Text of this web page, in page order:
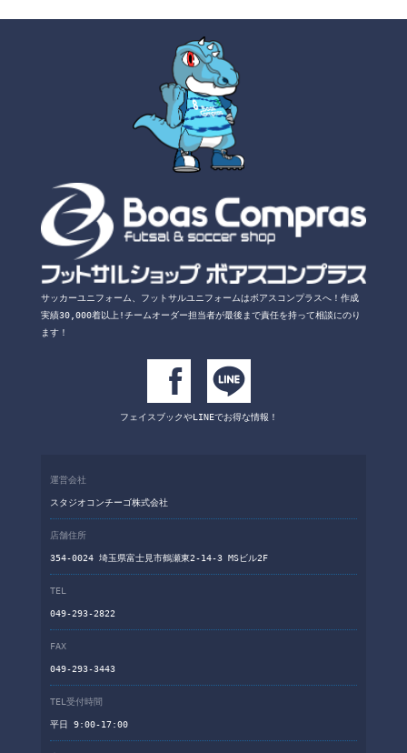
サッカーユニフォーム、フットサルユニフォームはボアスコンプラスへ！ 作成
実績30,000着以上!チームオーダー担当者が最後まで責任を持って相談にのり
ます！
フェイスブックやLINEでお得な情報！
運営会社
スタジオコンチーゴ株式会社
店舗住所
354-0024 埼玉県富士見市鶴瀬東2-14-3 MSビル2F
TEL
049-293-2822
FAX
049-293-3443
TEL受付時間
平日 9:00-17:00